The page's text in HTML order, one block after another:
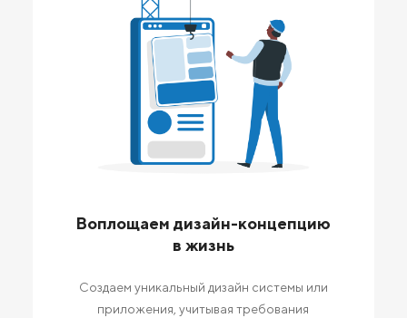
Воплощаем дизайн-концепцию
в жизнь
Создаем уникальный дизайн системы или
приложения, учитывая требования